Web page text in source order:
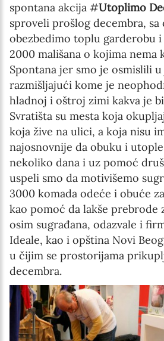
spontana akcija #Utoplimo
sproveli prošlog decembra, sa
obezbedimo toplu garderobu
2000 mališana o kojima nema
Spontana jer smo je osmislili
razmišljajući kome je
hladnoj i oštroj zimi kakva je
Svratišta su mesta koja
koja žive na ulici, a koja nisu
najosnovnije da obuku i utople
nekoliko dana i uz pomoć
uspeli smo da motivišemo
3000 komada odeće i obuće
kao pomoć da lakše prebrode
osim sugrađana, odazvale i
Ideale, kao i opština Novi
u čijim se prostorijama
decembra.